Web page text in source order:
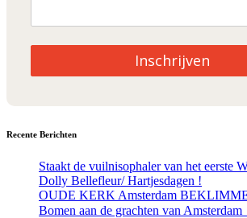
Inschrijven
Recente Berichten
Staakt de vuilnisophaler van het eerste
Dolly Bellefleur/ Hartjesdagen !
OUDE KERK Amsterdam
Bomen aan de grachten van Amsterdam